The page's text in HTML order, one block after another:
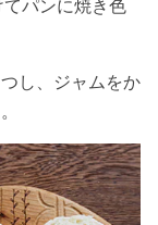
パンに焼き色
し、ジャムをか